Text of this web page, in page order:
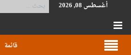
أغسطس 08, 2026
قائمة